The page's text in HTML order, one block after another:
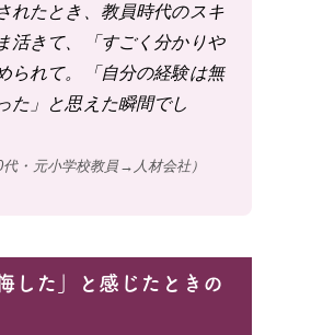
れたとき、教員時代のスキ
活きて、「すごく分かりや
られて。「自分の経験は無
た」と思えた瞬間でし
・元小学校教員→人材会社）
した」と感じたときの